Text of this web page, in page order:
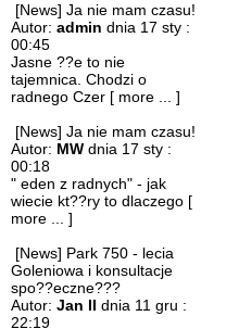
[News] Ja nie mam czasu!
Autor: admin dnia 17 sty :
00:45
Jasne ??e to nie
tajemnica. Chodzi o
radnego Czer [ more ... ]
[News] Ja nie mam czasu!
Autor: MW dnia 17 sty :
00:18
" eden z radnych" - jak
wiecie kt??ry to dlaczego [
more ... ]
[News] Park 750 - lecia
Goleniowa i konsultacje
spo??eczne???
Autor: Jan II dnia 11 gru :
22:19